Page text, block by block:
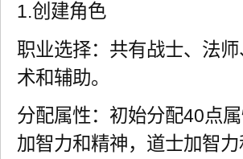
1.创建角色
职业选择：共有战士、法
术和辅助。
分配属性：初始分配40点
加智力和精神，道士加智力